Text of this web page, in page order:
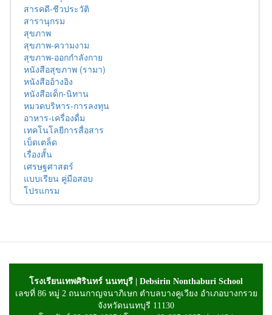
สารคดี-ชีวประวัติ
สารานุกรม
สุขภาพ
สุขภาพ-ความงาม
สุขภาพ-ออกกำลังกาย
หนังสือสุขภาพ (รามา)
หนังสืออ้างอิง
หนังสือเด็ก-นิทาน
หมวดบริหาร-การลงทุน
อาหาร-เครื่องดื่ม
เทคโนโลยีการสื่อสาร
เบ็ดเตล็ด
เรื่องสั้น
เศรษฐศาสตร์
แบบเรียน คู่มือสอบ
โปรแกรม
โรงเรียนเทพศิรินทร์ นนทบุรี | Debsirin Nonthaburi School
เลขที่ 86 หมู่ 2 ถนนกาญจนาภิเษก ตำบลบางคูเวียง อำเภอบางกรวย
จังหวัดนนทบุรี 11130